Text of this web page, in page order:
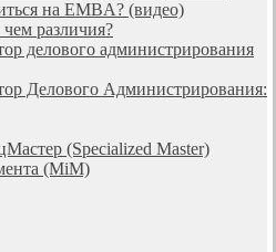
на EMBA? (видео)
различия?
делового администрирования
Делового Администрирования:
(Specialized Master)
(MiM)